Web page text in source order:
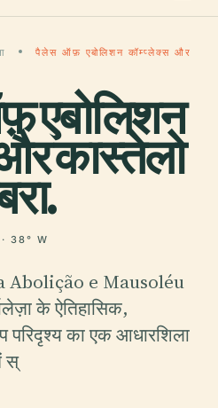
पैलेस ऑफ़ एबोलिशन कॉम्प्लेक्स और
कास्तेलो
38° W
Abolição e Mausoléu
के ऐतिहासिक,
परिदृश्य का एक आधारशिला
स्